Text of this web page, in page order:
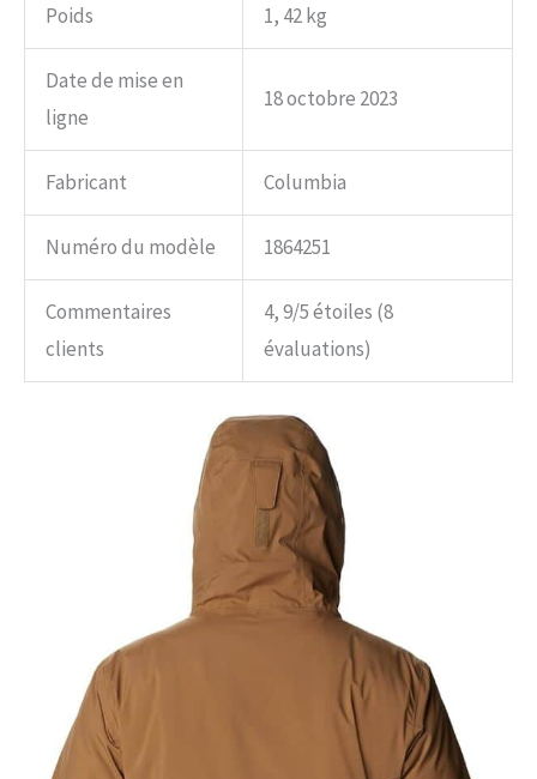
Poids 1, 42 kg
Date de mise en
ligne
18 octobre 2023
Fabricant Columbia
Numéro du modèle 1864251
Commentaires
clients
4, 9/5 étoiles (8
évaluations)